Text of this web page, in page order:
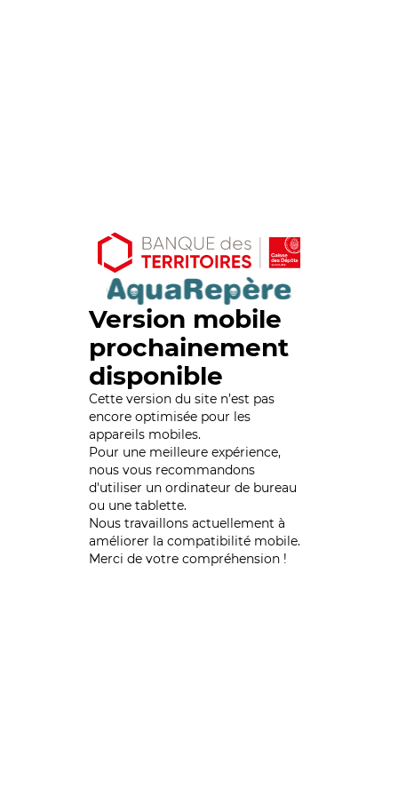
Version mobile
prochainement
disponible
Cette version du site n’est pas
encore optimisée pour les
appareils mobiles.
Pour une meilleure expérience,
nous vous recommandons
d'utiliser un ordinateur de bureau
ou une tablette.
Nous travaillons actuellement à
améliorer la compatibilité mobile.
Merci de votre compréhension !